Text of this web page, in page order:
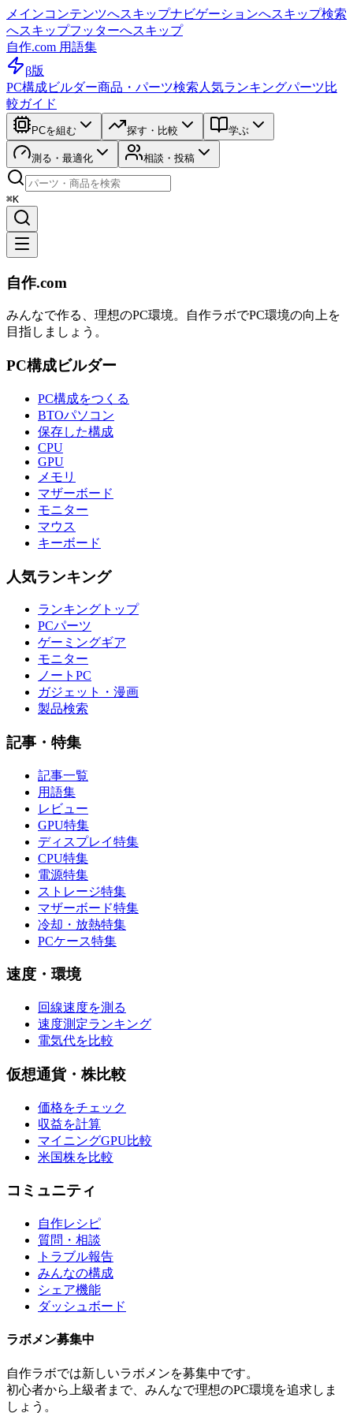
メインコンテンツへスキップナビゲーションへスキップ検索
へスキップフッターへスキップ
自作.com 用語集
β版
PC構成ビルダー商品・パーツ検索 人気ランキングパーツ比
較ガイド
PCを組む 探す・比較 学ぶ
測る・最適化 相談・投稿
⌘K
自作.com
みんなで作る、理想のPC環境。 自作ラボでPC環境の向上を
目指しましょう。
PC構成ビルダー
PC構成をつくる
BTOパソコン
保存した構成
CPU
GPU
メモリ
マザーボード
モニター
マウス
キーボード
人気ランキング
ランキングトップ
PCパーツ
ゲーミングギア
モニター
ノートPC
ガジェット・漫画
製品検索
記事・特集
記事一覧
用語集
レビュー
GPU特集
ディスプレイ特集
CPU特集
電源特集
ストレージ特集
マザーボード特集
冷却・放熱特集
PCケース特集
速度・環境
回線速度を測る
速度測定ランキング
電気代を比較
仮想通貨・株比較
価格をチェック
収益を計算
マイニングGPU比較
米国株を比較
コミュニティ
自作レシピ
質問・相談
トラブル報告
みんなの構成
シェア機能
ダッシュボード
ラボメン募集中
自作ラボでは新しいラボメンを募集中です。
初心者から上級者まで、みんなで理想のPC環境を追求しま
しょう。